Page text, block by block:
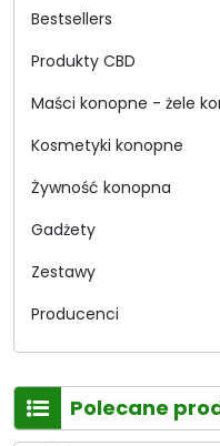
Bestsellers
Produkty CBD
Maści konopne - żele
Kosmetyki konopne
Żywność konopna
Gadżety
Zestawy
Producenci
Polecane